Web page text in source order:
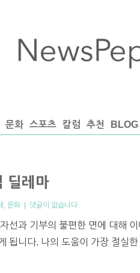
문화 스포츠 칼럼 추천 BLOG
딜레마
, 문화 | 댓글이 없습니다
선과 기부의 불편한 면에 대해
됩니다. 나의 도움이 가장 절실